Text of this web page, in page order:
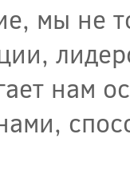
мы не
нам